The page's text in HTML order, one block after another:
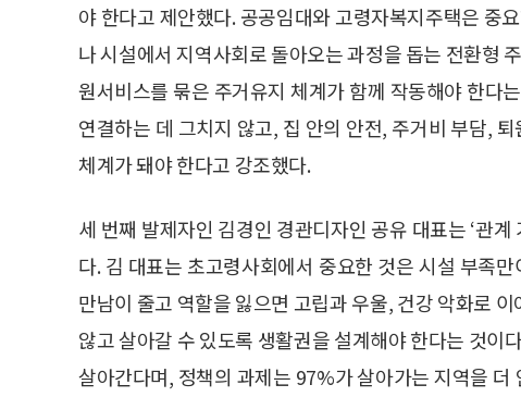
야 한다고 제안했다. 공공임대와 고령자복지주택은 중
나 시설에서 지역사회로 돌아오는 과정을 돕는 전환형
원서비스를 묶은 주거유지 체계가 함께 작동해야 한다
연결하는 데 그치지 않고, 집 안의 안전, 주거비 부담,
체계가 돼야 한다고 강조했다.
세 번째 발제자인 김경인 경관디자인 공유 대표는 ‘관
다. 김 대표는 초고령사회에서 중요한 것은 시설 부족
만남이 줄고 역할을 잃으면 고립과 우울, 건강 악화로
않고 살아갈 수 있도록 생활권을 설계해야 한다는 것이
살아간다며, 정책의 과제는 97%가 살아가는 지역을